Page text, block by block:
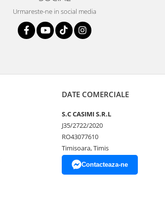
Urmareste-ne in social media
DATE COMERCIALE
S.C CASIMI S.R.L
J35/2722/2020
RO43077610
Timisoara, Timis
Contacteaza-ne